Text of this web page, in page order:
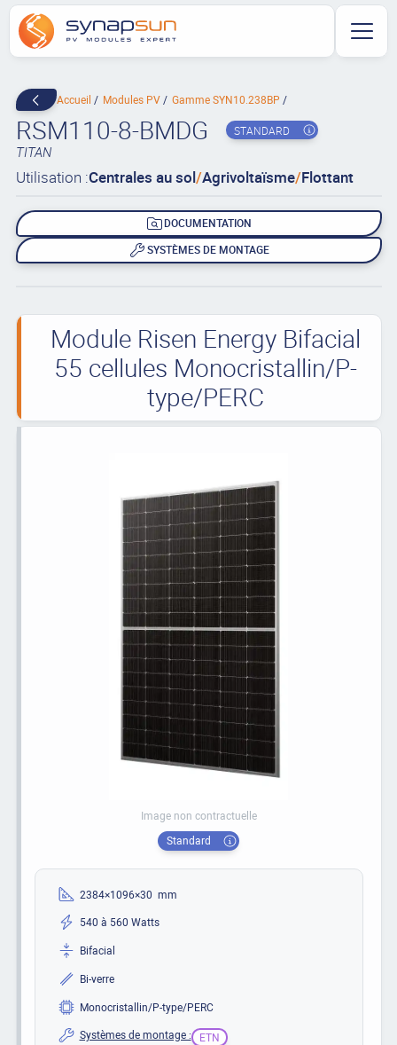
Accueil Modules PV Gamme SYN10.238BP
RSM110-8-BMDG STANDARD
TITAN
Utilisation :Centrales au sol/Agrivoltaïsme/Flottant
DOCUMENTATION
SYSTÈMES DE MONTAGE
Module Risen Energy Bifacial
55 cellules Monocristallin/P-
type/PERC
Image non contractuelle
Standard
2384×1096×30 mm
540 à 560 Watts
Bifacial
Bi-verre
Monocristallin/P-type/PERC
Systèmes de montage :
ETN